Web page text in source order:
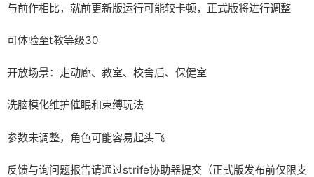
与前作相比，就前更新版运行可能较卡顿，正式版将进行调整
可体验至t教等级30
开放场景：走动廊、教室、校舍后、保健室
洗脑模化维护催眠和束缚玩法
参数未调整，角色可能容易起头飞
反馈与询问题报告请通过strife协助器提交（正式版发布前仅限支